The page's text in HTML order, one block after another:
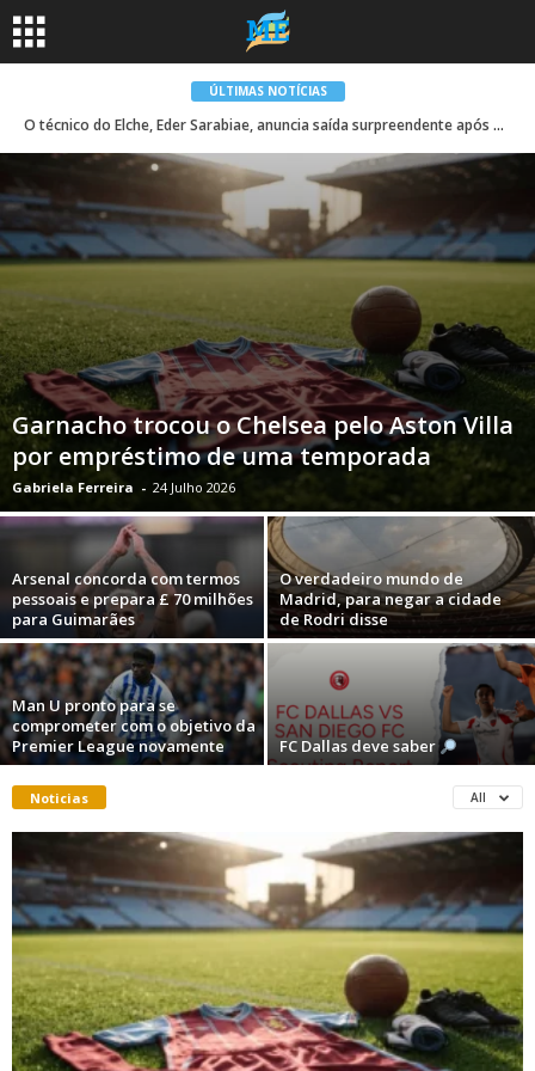
ÚLTIMAS NOTÍCIAS
O técnico do Elche, Eder Sarabiae, anuncia saída surpreendente após a defesa
Garnacho trocou o Chelsea pelo Aston Villa
por empréstimo de uma temporada
Gabriela Ferreira - 24 Julho 2026
Arsenal concorda com termos
pessoais e prepara £ 70 milhões
para Guimarães
O verdadeiro mundo de
Madrid, para negar a cidade
de Rodri disse
Man U pronto para se
comprometer com o objetivo da
Premier League novamente
FC Dallas deve saber
Noticias All